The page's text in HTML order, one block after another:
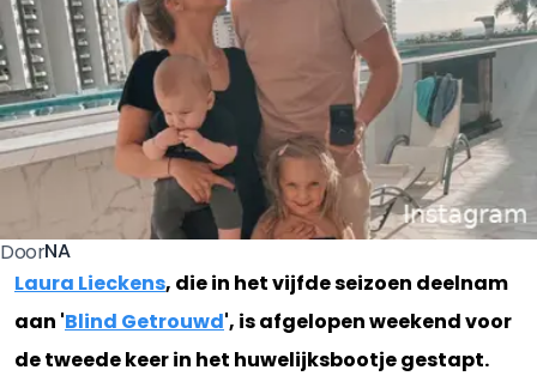
DoorNA
Laura Lieckens, die in het vijfde seizoen deelnam
aan 'Blind Getrouwd', is afgelopen weekend voor
de tweede keer in het huwelijksbootje gestapt.